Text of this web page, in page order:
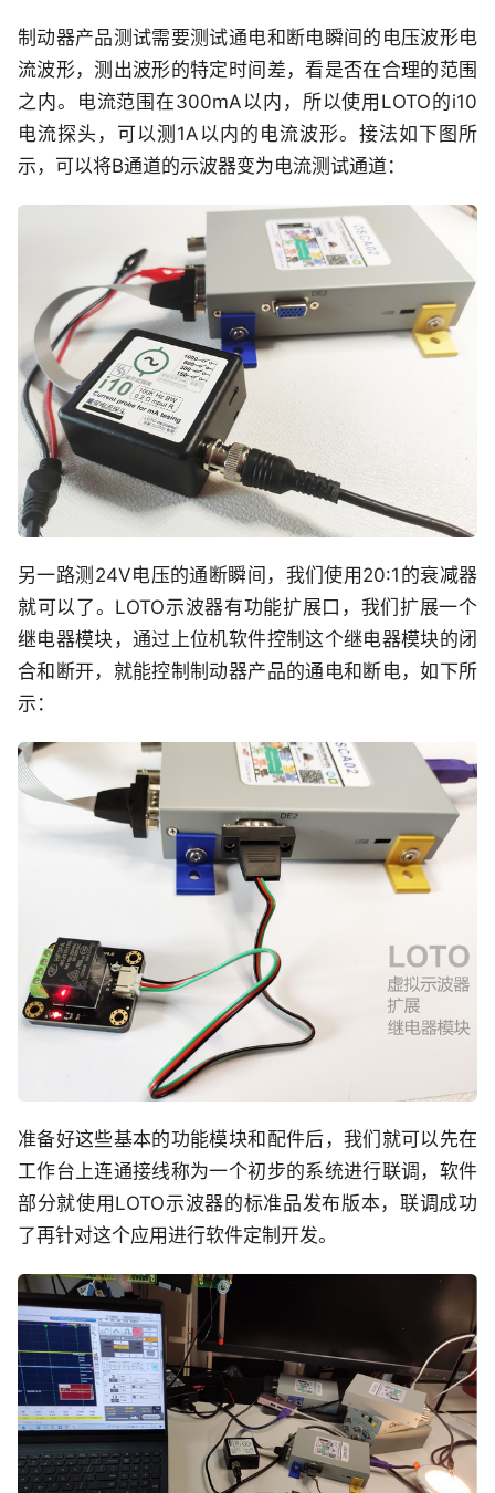
制动器产品测试需要测试通电和断电瞬间的电压波形电
流波形，测出波形的特定时间差，看是否在合理的范围
之内。电流范围在300mA以内，所以使用LOTO的i10
电流探头，可以测1A以内的电流波形。接法如下图所
示，可以将B通道的示波器变为电流测试通道：
另一路测24V电压的通断瞬间，我们使用20:1的衰减器
就可以了。LOTO示波器有功能扩展口，我们扩展一个
继电器模块，通过上位机软件控制这个继电器模块的闭
合和断开，就能控制制动器产品的通电和断电，如下所
示：
准备好这些基本的功能模块和配件后，我们就可以先在
工作台上连通接线称为一个初步的系统进行联调，软件
部分就使用LOTO示波器的标准品发布版本，联调成功
了再针对这个应用进行软件定制开发。